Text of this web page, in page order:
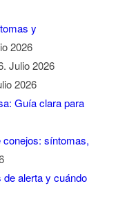
y
2026
Julio 2026
2026
Guía clara para
conejos: síntomas,
alerta y cuándo